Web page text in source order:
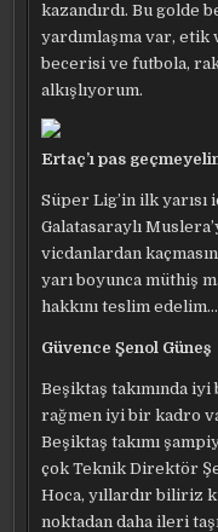
kazandırdı. Bu golde
yardımlaşma var, etik
becerisi ve futbola,
alkışlıyorum.
Ertaç’ı pas
Süper Lig’in ilk yarısı
Galatasaraylı
vicdanlardan
yarı boyunca müthiş
hakkını teslim edelim…
Güvence Şenol Güneş
Beşiktaş takımında
rağmen iyi bir kadro
Beşiktaş takımı
çok Teknik Direktör
Hoca, yıllardır biliriz
noktadan daha ileri